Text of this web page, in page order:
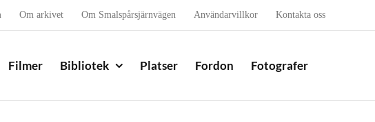
Om arkivet Om Smalspårsjärnvägen Användarvillkor Kontakta oss
Filmer Bibliotek Platser Fordon Fotografer